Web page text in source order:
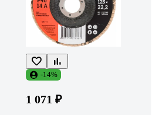
-14%
1 071 ₽